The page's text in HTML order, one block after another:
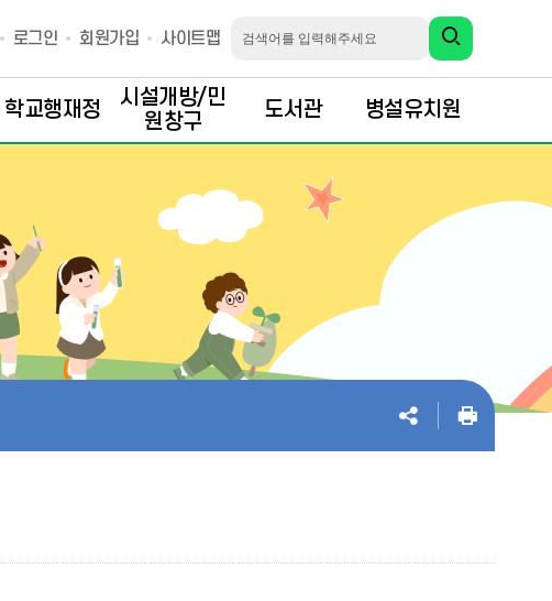
로그인 회원가입 사이트맵
학교행재정
시설개방/민
원창구
도서관 병설유치원